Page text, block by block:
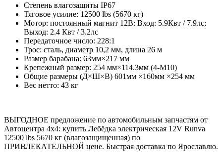
Степень влагозащиты IP67
Тяговое усилие: 12500 lbs (5670 кг)
Мотор: постоянный магнит 12В: Вход: 5.9Квт / 7.9лс;
Выход: 2.4 Квт / 3.2лс
Передаточное число: 228:1
Трос: сталь, диаметр 10,2 мм, длина 26 м
Размер барабана: 63мм×217 мм
Крепежный размер: 254 мм×114.3мм (4-M10)
Общие размеры (Д×Ш×В) 601мм ×160мм ×254 мм
Вес нетто: 43 кг
ВЫГОДНОЕ предложение по автомобильным запчастям от
Автоцентра 4x4: купить Лебёдка электрическая 12V Runva
12500 lbs 5670 кг (влагозащищенная) по
ПРИВЛЕКАТЕЛЬНОЙ цене. Быстрая доставка по Ярославлю.